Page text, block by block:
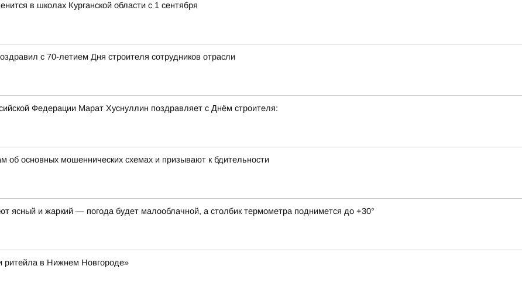
в школах Курганской области с 1 сентября
с 70-летием Дня строителя сотрудников отрасли
Федерации Марат Хуснуллин поздравляет с Днём строителя:
об основных мошеннических схемах и призывают к бдительности
ясный и жаркий — погода будет малооблачной, а столбик термометра поднимется до +30°
ритейла в Нижнем Новгороде»